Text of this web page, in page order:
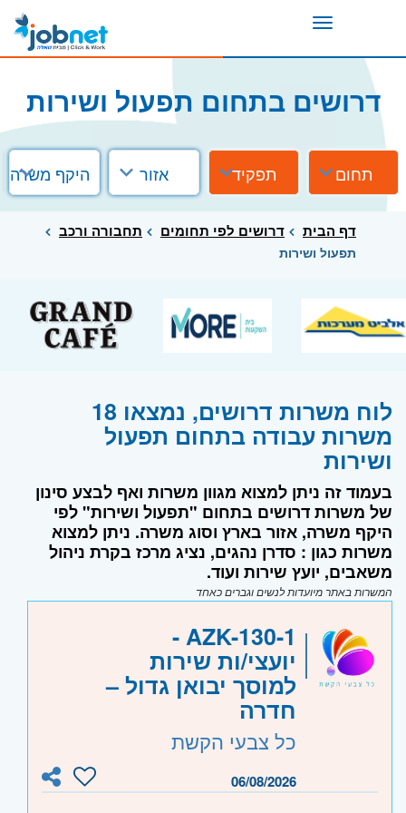
Toggle
דרושים בתחום תפעול ושירות
תחום תפקיד אזור היקף משרה
דף הבית דרושים לפי תחומים תחבורה ורכב
תפעול ושירות
לוח משרות דרושים, נמצאו 18
משרות עבודה בתחום תפעול
ושירות
בעמוד זה ניתן למצוא מגוון משרות ואף לבצע סינון
של משרות דרושים בתחום "תפעול ושירות" לפי
היקף משרה, אזור בארץ וסוג משרה. ניתן למצוא
משרות כגון : סדרן נהגים, נציג מרכז בקרת ניהול
משאבים, יועץ שירות ועוד.
המשרות באתר מיועדות לנשים וגברים כאחד
AZK-130-1 -
יועצי/ות שירות
למוסך יבואן גדול –
חדרה
כל צבעי הקשת
06/08/2026